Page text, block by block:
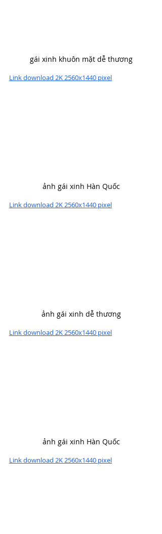
gái xinh khuôn mặt dễ thương
Link download 2K 2560x1440 pixel
ảnh gái xinh Hàn Quốc
Link download 2K 2560x1440 pixel
ảnh gái xinh dễ thương
Link download 2K 2560x1440 pixel
ảnh gái xinh Hàn Quốc
Link download 2K 2560x1440 pixel